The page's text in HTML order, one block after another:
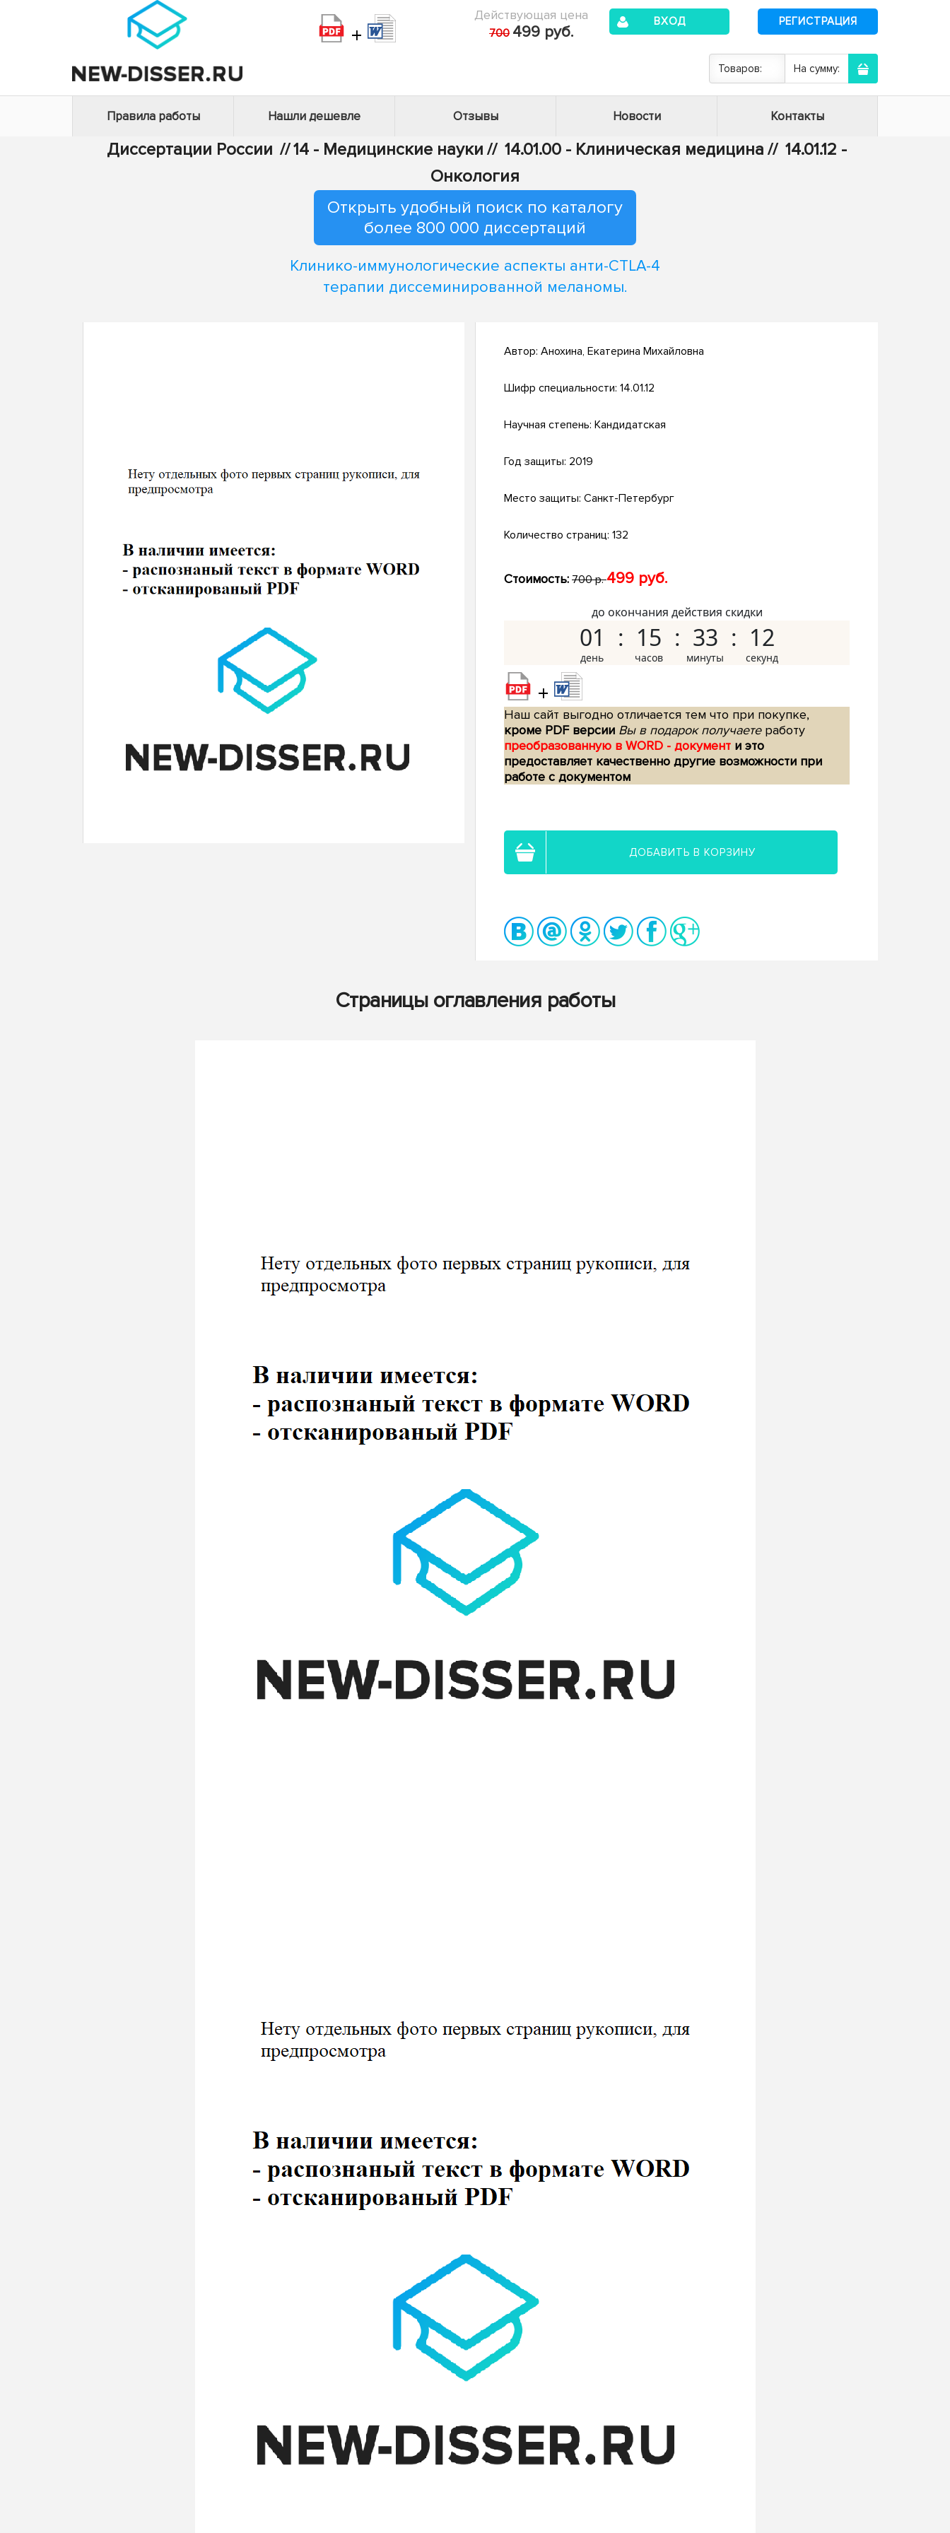
+
Действующая цена
700 499 руб.
ВХОД РЕГИСТРАЦИЯ
Товаров: На сумму:
Правила работы Нашли дешевле Отзывы Новости Контакты
Диссертации России //14 - Медицинские науки // 14.01.00 - Клиническая медицина // 14.01.12 -
Онкология
Открыть удобный поиск по каталогу
более 800 000 диссертаций
Клинико-иммунологические аспекты анти-CTLA-4
терапии диссеминированной меланомы.
Автор: Анохина, Екатерина Михайловна
Шифр специальности: 14.01.12
Научная степень: Кандидатская
Год защиты: 2019
Место защиты: Санкт-Петербург
Количество страниц: 132
Стоимость: 700 р.499 руб.
до окончания действия скидки
01 15 33 11
+
Наш сайт выгодно отличается тем что при покупке,
кроме PDF версии Вы в подарок получаетеработу
преобразованную в WORD - документ и это
предоставляет качественно другие возможности при
работе с документом
ДОБАВИТЬ В КОРЗИНУ
Страницы оглавления работы